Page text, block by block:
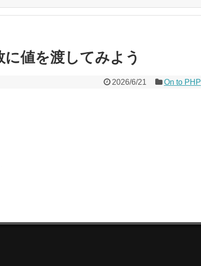
に値を渡してみよう
2026/6/21 On to PHP